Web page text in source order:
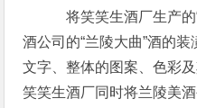
将笑笑生酒厂生产的
酒公司的“兰陵大曲”酒的
文字、整体的图案、色彩
笑笑生酒厂同时将兰陵美